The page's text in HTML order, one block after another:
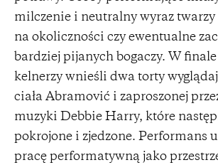
milczenie i neutralny wyraz twarzy
na okoliczności czy ewentualne
bardziej pijanych bogaczy. W finale
kelnerzy wnieśli dwa torty
ciała Abramović i zaproszonej
muzyki Debbie Harry, które
pokrojone i zjedzone. Performans
pracę performatywną jako